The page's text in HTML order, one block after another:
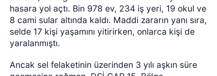
hasara yol açtı. Bin 978 ev, 234 iş yeri, 19 okul ve
8 cami sular altında kaldı. Maddi zararın yanı sıra,
selde 17 kişi yaşamını yitirirken, onlarca kişi de
yaralanmıştı.
Ancak sel felaketinin üzerinden 3 yılı aşkın süre